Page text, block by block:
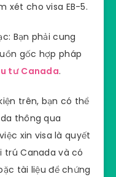
xét cho visa EB-5.
Bạn phải cung
gốc hợp pháp
tư Canada.
trên, bạn có thể
thông qua
xin visa là quyết
trú Canada và có
tài liệu để chứng